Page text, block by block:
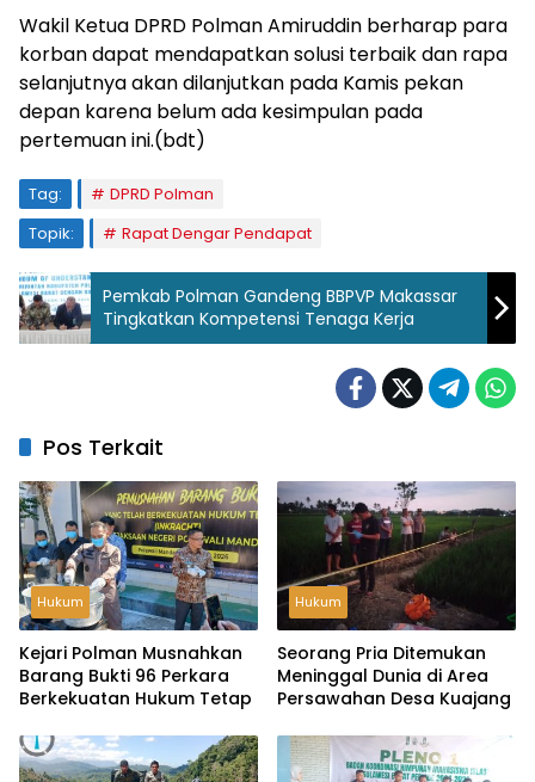
Wakil Ketua DPRD Polman Amiruddin berharap para
korban dapat mendapatkan solusi terbaik dan rapa
selanjutnya akan dilanjutkan pada Kamis pekan
depan karena belum ada kesimpulan pada
pertemuan ini.(bdt)
Tag:
DPRD Polman
Topik:
Rapat Dengar Pendapat
Pemkab Polman Gandeng BBPVP Makassar
Tingkatkan Kompetensi Tenaga Kerja
Pos Terkait
Hukum
Kejari Polman Musnahkan
Barang Bukti 96 Perkara
Berkekuatan Hukum Tetap
Hukum
Seorang Pria Ditemukan
Meninggal Dunia di Area
Persawahan Desa Kuajang